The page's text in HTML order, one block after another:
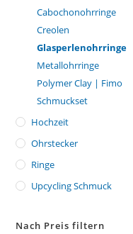
Cabochonohrringe
Creolen
Glasperlenohrringe
Metallohrringe
Polymer Clay | Fimo
Schmuckset
Hochzeit
Ohrstecker
Ringe
Upcycling Schmuck
Nach Preis filtern